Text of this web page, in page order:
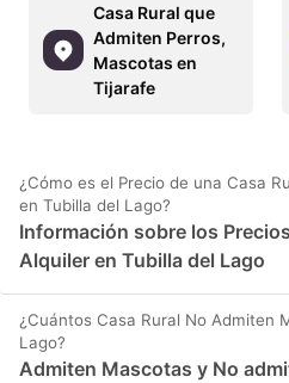
Casa Rural que
Admiten Perros,
Mascotas en
Tijarafe
¿Cómo es el Precio de una Casa
en Tubilla del Lago?
Información sobre los
Alquiler en Tubilla del Lago
¿Cuántos Casa Rural No Admiten
Lago?
Admiten Mascotas y No